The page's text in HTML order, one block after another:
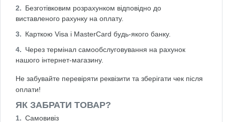
Безготівковим розрахунком відповідно до
виставленого рахунку на оплату.
Карткою Visa і MasterCard будь-якого банку.
Через термінал самообслуговування на рахунок
нашого інтернет-магазину.
Не забувайте перевіряти реквізити та зберігати чек після
оплати!
ЯК ЗАБРАТИ ТОВАР?
Самовивіз